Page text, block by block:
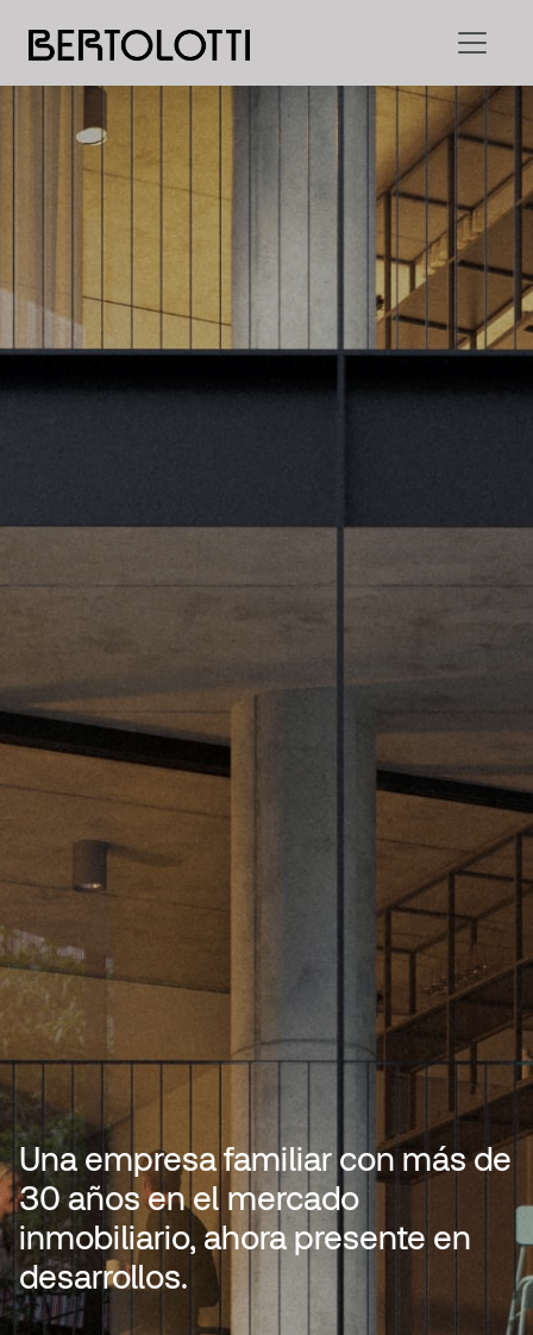
Una empresa familiar con más de
30 años en el mercado
inmobiliario, ahora presente en
desarrollos.